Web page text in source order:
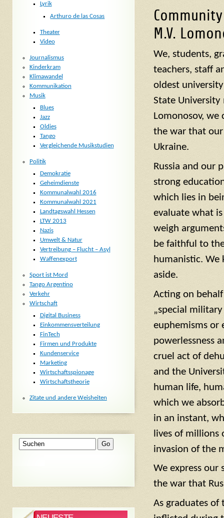
M.V.
We, students,
teachers, staff
oldest
State University
Lomonosov,
the war that
Ukraine.
Russia and our
strong
which lies in
evaluate what
weigh
be faithful to
humanistic. We
aside.
Acting on
„special
euphemisms or
powerlessness
cruel act of
and the
human life,
which we
in an instant,
lives of millions
invasion of the
We express
the war that
As graduates of
Lyrik
Arthuro de las Cosas
Theater
Video
Journalismus
Kinderkram
Klimawandel
Kommunikation
Musik
Blues
Jazz
Oldies
Tango
Vergleichende Musikstudien
Politik
Demokratie
Geheimdienste
Kommunalwahl 2016
Kommunalwahl 2021
Landtagswahl Hessen
LTW 2013
Nazis
Umwelt & Natur
Vertreibung – Flucht – Asyl
Waffenexport
Sport ist Mord
Tango Argentino
Verkehr
Wirtschaft
Digital Business
Einkommensverteilung
FinTech
Firmen und Produkte
Kundenservice
Marketing
Wirtschaftsspionage
Wirtschaftstheorie
Zitate und andere Weisheiten